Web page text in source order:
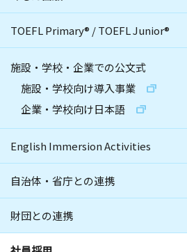
TOEFL Primary® /TOEFL Junior®
施設・学校・企業での公文式
施設・学校向け導入事業
企業・学校向け日本語
English Immersion Activities
自治体・省庁との連携
財団との連携